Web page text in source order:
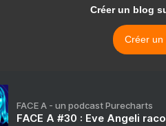
Créer un blog
Créer un
FACE A - un podcast Purecharts
FACE A #30 : Eve Angeli